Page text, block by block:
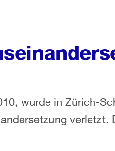
wurde in Zürich-
verletzt.